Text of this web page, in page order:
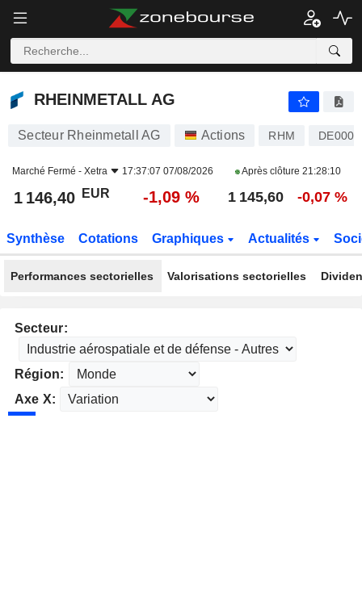
RHEINMETALL AG
RHEINMETALL AG
Secteur Rheinmetall AG Actions RHM
Marché Fermé - Xetra 17:37:07 07/08/2026 Après clôture 21:28:10
1 146,40 EUR -1,09 % 1 145,60 -0,07 %
Synthèse Cotations Graphiques Actualités
Performances sectorielles Valorisations sectorielles
Secteur:
Région:
Axe X: